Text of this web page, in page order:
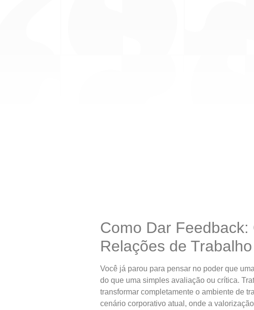
Como Dar
Relações de Trabalho
Você já parou para pensar no poder que
do que uma simples avaliação ou crítica.
transformar completamente o ambiente de
cenário corporativo atual, onde a